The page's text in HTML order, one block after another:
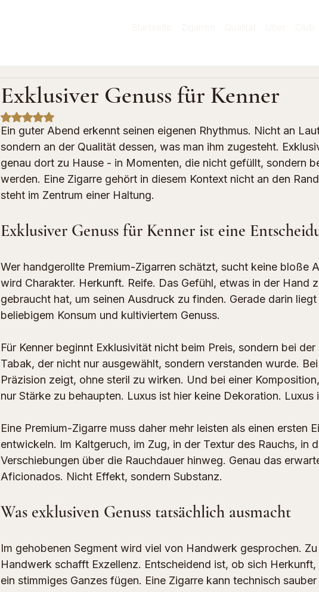
Exklusiver Genuss für Kenner
Mit NaN von 5 Sternen bewertet.
Ein guter Abend erkennt seinen eigenen Rhythmus. Nicht an
sondern an der Qualität dessen, was man ihm zugesteht.
genau dort zu Hause - in Momenten, die nicht gefüllt, sondern
werden. Eine Zigarre gehört in diesem Kontext nicht an den
steht im Zentrum einer Haltung.
Exklusiver Genuss für Kenner ist eine
Wer handgerollte Premium-Zigarren schätzt, sucht keine bloße
wird Charakter. Herkunft. Reife. Das Gefühl, etwas in der Hand
gebraucht hat, um seinen Ausdruck zu finden. Gerade darin
beliebigem Konsum und kultiviertem Genuss.
Für Kenner beginnt Exklusivität nicht beim Preis, sondern bei der
Tabak, der nicht nur ausgewählt, sondern verstanden wurde.
Präzision zeigt, ohne steril zu wirken. Und bei einer
nur Stärke zu behaupten. Luxus ist hier keine Dekoration. Luxus
Eine Premium-Zigarre muss daher mehr leisten als einen ersten
entwickeln. Im Kaltgeruch, im Zug, in der Textur des Rauchs, in
Verschiebungen über die Rauchdauer hinweg. Genau das
Aficionados. Nicht Effekt, sondern Substanz.
Was exklusiven Genuss tatsächlich ausmacht
Im gehobenen Segment wird viel von Handwerk gesprochen.
Handwerk schafft Exzellenz. Entscheidend ist, ob sich
ein stimmiges Ganzes fügen. Eine Zigarre kann technisch